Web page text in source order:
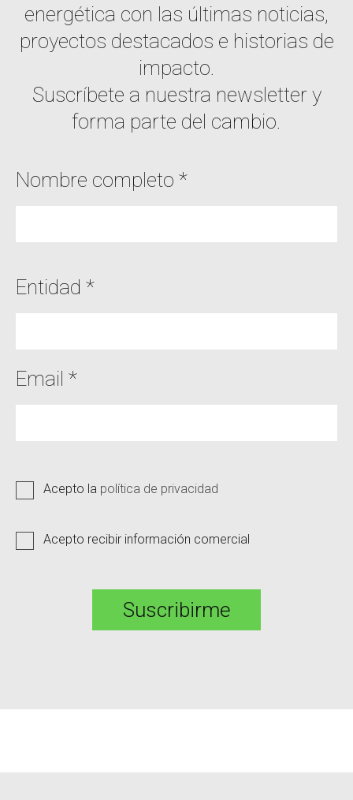
energética con las últimas noticias,
proyectos destacados e historias de
impacto.
Suscríbete a nuestra newsletter y
forma parte del cambio.
Nombre completo *
Entidad *
Email *
Acepto la política de privacidad
Acepto recibir información comercial